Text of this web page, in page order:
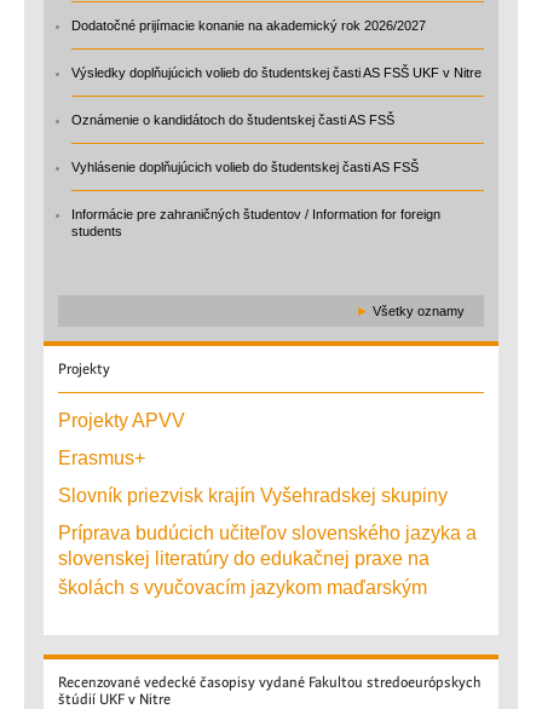
Dodatočné prijímacie konanie na akademický rok 2026/2027
Výsledky doplňujúcich volieb do študentskej časti AS FSŠ UKF v Nitre
Oznámenie o kandidátoch do študentskej časti AS FSŠ
Vyhlásenie doplňujúcich volieb do študentskej časti AS FSŠ
Informácie pre zahraničných študentov / Information for foreign
students
► Všetky oznamy
Projekty
Projekty APVV
Erasmus+
Slovník priezvisk krajín Vyšehradskej skupiny
Príprava budúcich učiteľov slovenského jazyka a
slovenskej literatúry do edukačnej praxe na
školách s vyučovacím jazykom maďarským
Recenzované vedecké časopisy vydané Fakultou stredoeurópskych
štúdií UKF v Nitre